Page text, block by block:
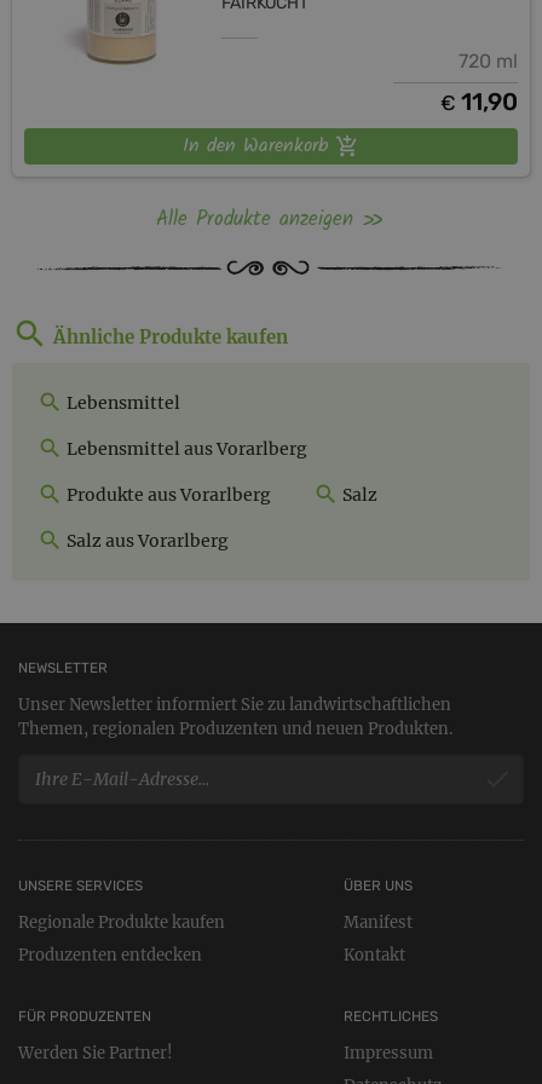
720 ml
€ 11,90
In den Warenkorb
Alle Produkte anzeigen
Ähnliche Produkte kaufen
Lebensmittel
Lebensmittel aus Vorarlberg
Produkte aus Vorarlberg Salz
Salz aus Vorarlberg
NEWSLETTER
Unser Newsletter informiert Sie zu landwirtschaftlichen
Themen, regionalen Produzenten und neuen Produkten.
UNSERE SERVICES
Regionale Produkte kaufen
Produzenten entdecken
FÜR PRODUZENTEN
Werden Sie Partner!
RECHTLICHES
Impressum
ÜBER UNS
Manifest
Kontakt